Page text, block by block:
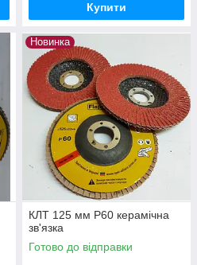
Купити
Новинка
КЛТ 125 мм Р60 керамічна
зв'язка
Готово до відправки